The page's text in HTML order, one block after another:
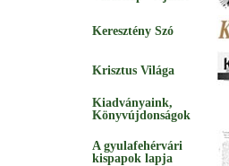
Keresztény Szó
Krisztus Világa
Kiadványaink,
Könyvújdonságok
A gyulafehérvári
kispapok lapja